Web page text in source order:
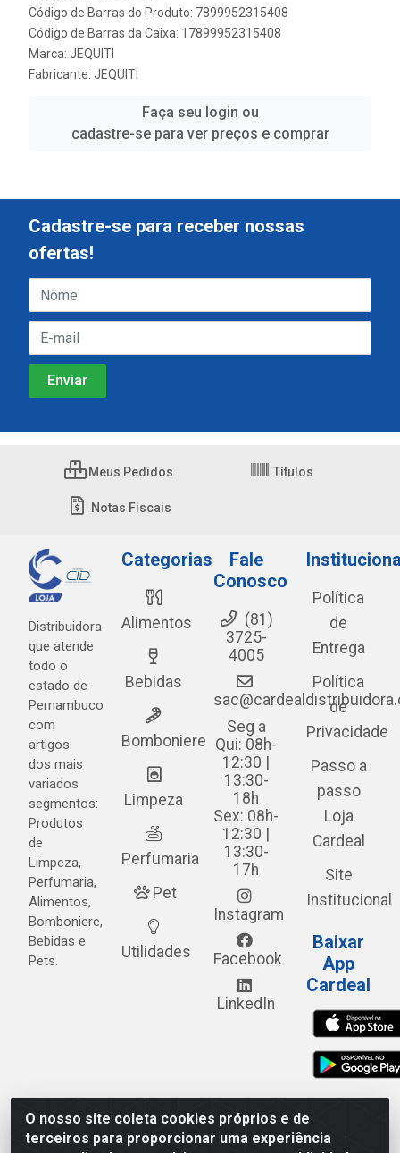
Código de Barras do Produto: 7899952315408
Código de Barras da Caixa: 17899952315408
Marca: JEQUITI
Fabricante: JEQUITI
Faça seu login ou
cadastre-se para ver preços e comprar
O nosso site coleta cookies próprios e de
terceiros para proporcionar uma experiência
Cadastre-se para receber nossas
ofertas!
Meus Pedidos Títulos
Notas Fiscais
Distribuidora
que atende
todo o
estado de
Pernambuco
com
artigos
dos mais
variados
segmentos:
Produtos
de
Limpeza,
Perfumaria,
Alimentos,
Bomboniere,
Bebidas e
Pets.
Categorias
Alimentos
Bebidas
Bomboniere
Limpeza
Perfumaria
Pet
Utilidades
Fale
Conosco
(81)
3725-
4005
Seg a
Qui: 08h-
12:30 |
13:30-
18h
Sex: 08h-
12:30 |
13:30-
17h
Instagram
Facebook
LinkedIn
Política
de
Entrega
Política
de
Privacidade
Passo a
passo
Loja
Cardeal
Site
Institucional
Baixar
App
Cardeal
Cardeal Distribuidora - Estrada Alto do Moura, 582 - Alto
do Moura - Caruaru/PE - CEP 55.040-120 - CNPJ